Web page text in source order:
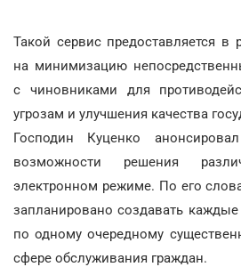
Такой сервис предоставляется в
на минимизацию
с чиновниками для
угрозам и улучшения качества
Господин Куценко
возможности решения
электронном режиме. По его
запланировано создавать
по одному очередному
сфере обслуживания граждан.